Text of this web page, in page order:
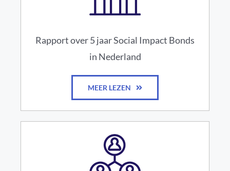
Rapport over 5 jaar Social Impact Bonds
in Nederland
MEER LEZEN